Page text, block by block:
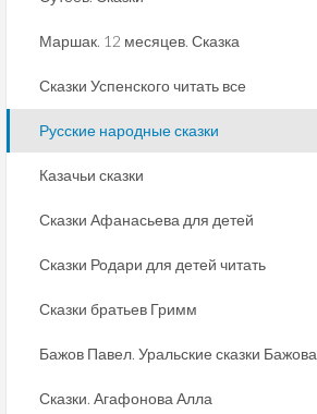
Маршак. 12 месяцев. Сказка
Сказки Успенского читать все
Русские народные сказки
Казачьи сказки
Сказки Афанасьева для детей
Сказки Родари для детей читать
Сказки братьев Гримм
Бажов Павел. Уральские сказки Бажова
Сказки. Агафонова Алла